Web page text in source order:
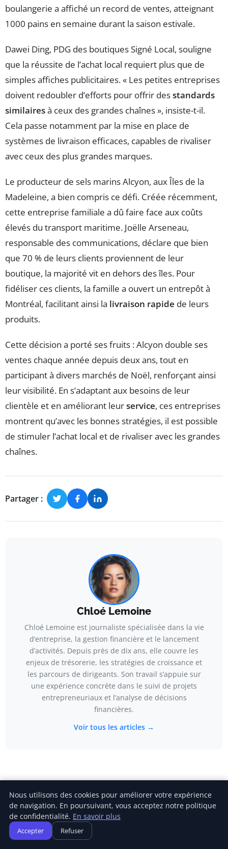
boulangerie a affiché un record de ventes, atteignant
1000 pains en semaine durant la saison estivale.
Dawei Ding, PDG des boutiques Signé Local, souligne
que la réussite de l’achat local requiert plus que de
simples affiches publicitaires. « Les petites entreprises
doivent redoubler d’efforts pour offrir desstandards
similairesà ceux des grandes chaînes », insiste-t-il.
Cela passe notamment par la mise en place de
systèmes de livraison efficaces, capables de rivaliser
avec ceux des plus grandes marques.
Le producteur de sels marins Alcyon, aux Îles de la
Madeleine, a bien compris ce défi. Créée récemment,
cette entreprise familiale a dû faire face aux coûts
élevés du transport maritime. Joëlle Arseneau,
responsable des communications, déclare que bien
que 70 % de leurs clients proviennent de leur
boutique, la majorité vit en dehors des îles. Pour
fidéliser ces clients, la famille a ouvert un entrepôt à
Montréal, facilitant ainsi la livraison rapide de leurs
produits.
Cette décision a porté ses fruits : Alcyon double ses
ventes chaque année depuis deux ans, tout en
participant à divers marchés de Noël, renforçant ainsi
leur visibilité. En s’adaptant aux besoins de leur
clientèle et en améliorant leurservice, ces entreprises
montrent qu’avec les bonnes stratégies, il est possible
de stimuler l’achat local et de rivaliser avec les grandes
chaînes.
Partager :
Chloé Lemoine
Chloé Lemoine est journaliste spécialisée dans la vie
d’entreprise, la gestion financière et le lancement
d’activités. Depuis près de dix ans, elle couvre les
enjeux de trésorerie, les stratégies de croissance et
les parcours de dirigeants. Son travail s’appuie sur
une expérience concrète dans le suivi de projets
entrepreneuriaux et l’analyse de décisions
financières.
Voir tous les articles →
Nous utilisons des cookies pour améliorer votre expérience
de navigation. En poursuivant, vous acceptez notre politique
de confidentialité. En savoir plus
Accepter Refuser